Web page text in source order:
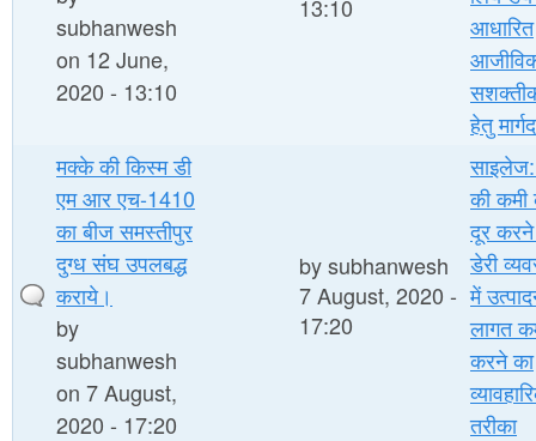
subhanwesh
on 12 June,
2020 - 13:10
13:10
आधारित
हेतु
मक्के की किस्म डी
एम आर एच-1410
का बीज समस्तीपुर
दुग्ध संघ उपलबद्ध
कराये।
by
subhanwesh
on 7 August,
2020 - 17:20
bysubhanwesh
7 August, 2020 -
17:20
की कमी
दूर
डेरी
में
लागत
करने का
तरीका